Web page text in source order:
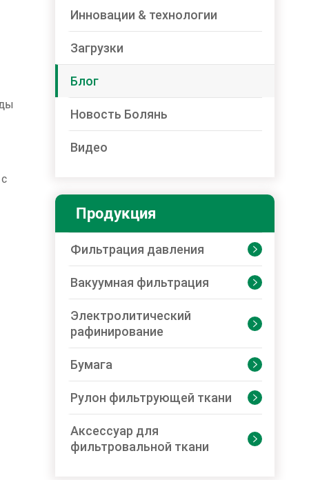
Инновации & технологии
Загрузки
Блог
Новость Болянь
Видео
Продукция
Фильтрация давления 
Вакуумная фильтрация 
Электролитический
рафинирование

Бумага 
Рулон фильтрующей ткани 
Аксессуар для
фильтровальной ткани
